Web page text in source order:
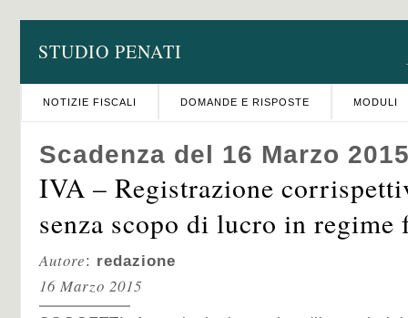
STUDIO PENATI
NOTIZIE FISCALI DOMANDE E RISPOSTE MODULI
Scadenza del 16 Marzo
IVA – Registrazione
senza scopo di lucro in
Autore: redazione
16 Marzo 2015